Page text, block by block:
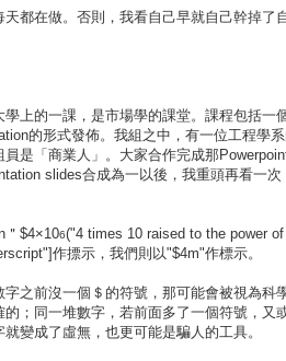
都在做。否則，我看自己早就自己幹掉了自
上的一課，是市場學的課堂。課程包括一
的形式發佈。我組之中，有一位工程學
員是「商業人」。大家合作完成那
slides合成為一以後，我重頭再看一
＂$4×106("4 times 10 raised to the power
作摽示，我們則以"$4m"作標示。
之前沒一個＄的符號，那可能會被視為科
；同一堆數字，若前面多了一個符號，又
變成了虛無，也更可能是騙人的工具。